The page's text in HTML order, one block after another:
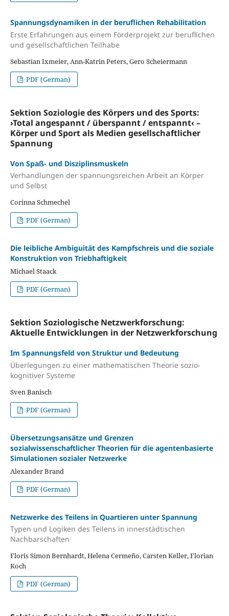
Spannungsdynamiken in der beruflichen Rehabilitation
Erste Erfahrungen aus einem Förderprojekt zur beruflichen
und gesellschaftlichen Teilhabe
Sebastian Ixmeier, Ann-Katrin Peters, Gero Scheiermann
PDF (German)
Sektion Soziologie des Körpers und des Sports:
›Total angespannt / überspannt / entspannt‹ –
Körper und Sport als Medien gesellschaftlicher
Spannung
Von Spaß- und Disziplinsmuskeln
Verhandlungen der spannungsreichen Arbeit an Körper
und Selbst
Corinna Schmechel
PDF (German)
Die leibliche Ambiguität des Kampfschreis und die soziale
Konstruktion von Triebhaftigkeit
Michael Staack
PDF (German)
Sektion Soziologische Netzwerkforschung:
Aktuelle Entwicklungen in der Netzwerkforschung
Im Spannungsfeld von Struktur und Bedeutung
Überlegungen zu einer mathematischen Theorie sozio-
kognitiver Systeme
Sven Banisch
PDF (German)
Übersetzungsansätze und Grenzen
sozialwissenschaftlicher Theorien für die agentenbasierte
Simulationen sozialer Netzwerke
Alexander Brand
PDF (German)
Netzwerke des Teilens in Quartieren unter Spannung
Typen und Logiken des Teilens in innerstädtischen
Nachbarschaften
Floris Simon Bernhardt, Helena Cermeño, Carsten Keller, Florian
Koch
PDF (German)